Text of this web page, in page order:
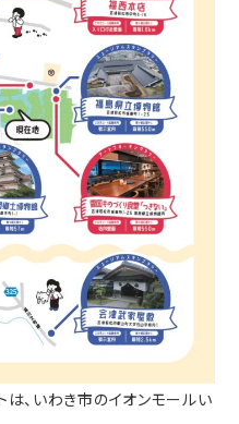
、いわき市のイオンモールい